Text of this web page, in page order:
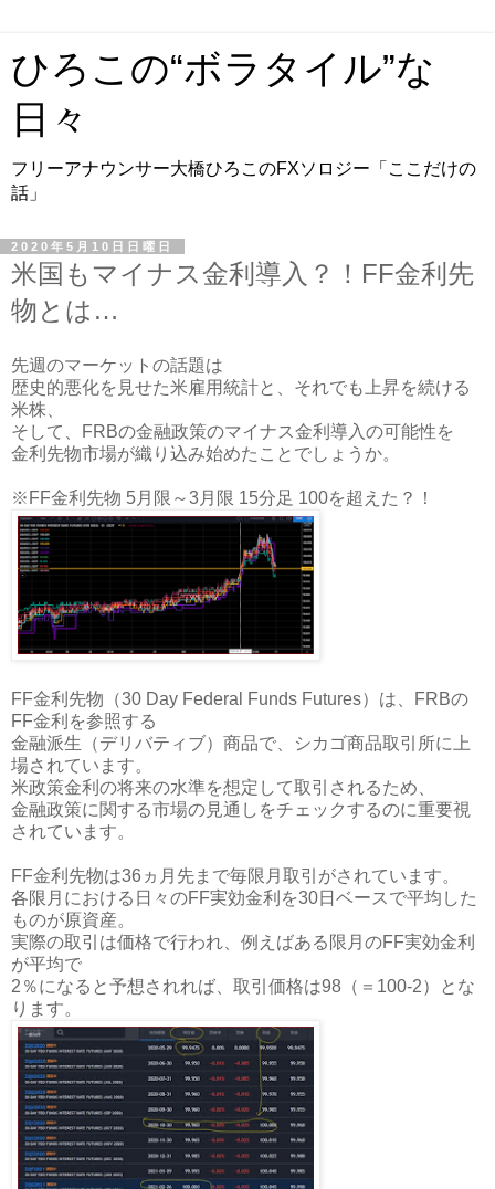
ひろこの“ボラタイル”な
日々
フリーアナウンサー大橋ひろこのFXソロジー「ここだけの
話」
2020年5月10日日曜日
米国もマイナス金利導入？！FF金利先
物とは…
先週のマーケットの話題は
歴史的悪化を見せた米雇用統計と、それでも上昇を続ける
米株、
そして、FRBの金融政策のマイナス金利導入の可能性を
金利先物市場が織り込み始めたことでしょうか。
※FF金利先物 5月限～3月限 15分足 100を超えた？！
FF金利先物（30 Day Federal Funds Futures）は、FRBの
FF金利を参照する
金融派生（デリバティブ）商品で、シカゴ商品取引所に上
場されています。
米政策金利の将来の水準を想定して取引されるため、
金融政策に関する市場の見通しをチェックするのに重要視
されています。
FF金利先物は36ヵ月先まで毎限月取引がされています。
各限月における日々のFF実効金利を30日ベースで平均した
ものが原資産。
実際の取引は価格で行われ、例えばある限月のFF実効金利
が平均で
2％になると予想されれば、取引価格は98（＝100-2）とな
ります。